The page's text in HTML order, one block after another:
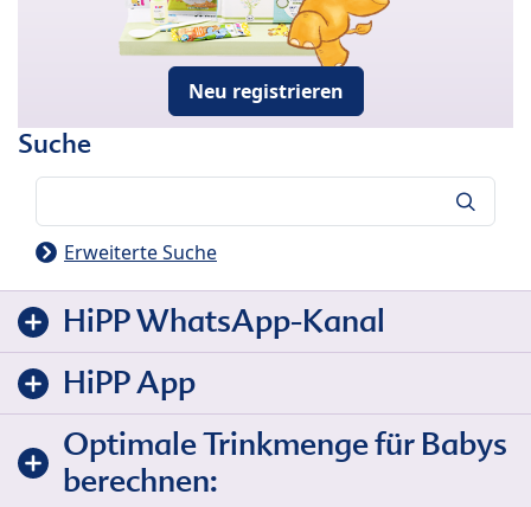
Neu registrieren
Suche
Erweiterte Suche
HiPP WhatsApp-Kanal
HiPP App
Optimale Trinkmenge für Babys
berechnen: